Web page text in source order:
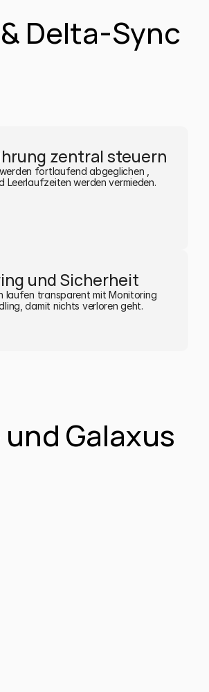
Delta-Sync
zentral steuern
fortlaufend abgeglichen ,
Leerlaufzeiten werden vermieden.
und Sicherheit
laufen transparent mit Monitoring
damit nichts verloren geht.
Galaxus